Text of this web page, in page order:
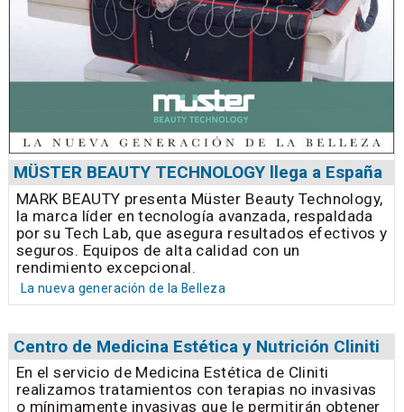
MÜSTER BEAUTY TECHNOLOGY llega a España
MARK BEAUTY presenta Müster Beauty Technology,
la marca líder en tecnología avanzada, respaldada
por su Tech Lab, que asegura resultados efectivos y
seguros. Equipos de alta calidad con un
rendimiento excepcional.
La nueva generación de la Belleza
Centro de Medicina Estética y Nutrición Cliniti
En el servicio de Medicina Estética de Cliniti
realizamos tratamientos con terapias no invasivas
o mínimamente invasivas que le permitirán obtener